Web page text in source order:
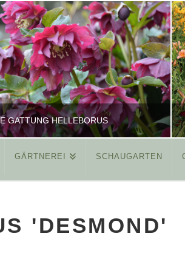
GATTUNG HELLEBORUS
REINHARD
MÄRZ 26, 2015
GÄRTNEREI SCHAUGARTEN
'DESMOND'